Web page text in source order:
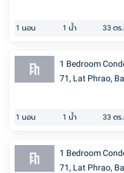
1 นอน 1 น้ำ 33 ตร
1 Bedroom
71, Lat Phrao,
1 นอน 1 น้ำ 33 ตร
1 Bedroom
71, Lat Phrao,